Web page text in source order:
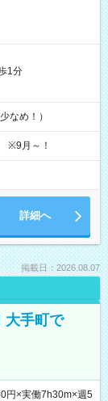
1分
なめ！）
※9月～！
詳細へ
掲載日：2026.08.07
大手町で
円×実働7h30m×週5